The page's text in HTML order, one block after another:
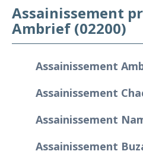
Assainissement
Ambrief (02200)
Assainissement
Assainissement
Assainissement
Assainissement